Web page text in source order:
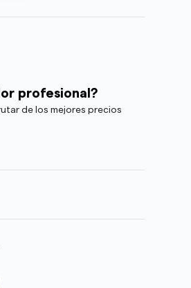
profesional?
de los mejores precios